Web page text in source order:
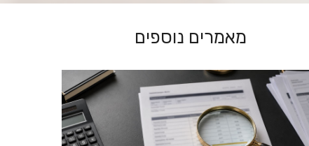
מאמרים נוספים